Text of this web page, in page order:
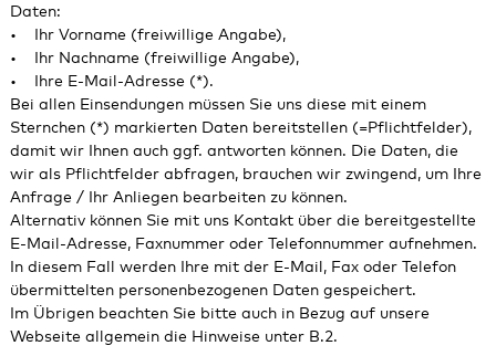
Daten:
• Ihr Vorname (freiwillige Angabe),
• Ihr Nachname (freiwillige Angabe),
• Ihre E-Mail-Adresse (*).
Bei allen Einsendungen müssen Sie uns diese mit einem
Sternchen (*) markierten Daten bereitstellen (=Pflichtfelder),
damit wir Ihnen auch ggf. antworten können. Die Daten, die
wir als Pflichtfelder abfragen, brauchen wir zwingend, um Ihre
Anfrage / Ihr Anliegen bearbeiten zu können.
Alternativ können Sie mit uns Kontakt über die bereitgestellte
E-Mail-Adresse, Faxnummer oder Telefonnummer aufnehmen.
In diesem Fall werden Ihre mit der E-Mail, Fax oder Telefon
übermittelten personenbezogenen Daten gespeichert.
Im Übrigen beachten Sie bitte auch in Bezug auf unsere
Webseite allgemein die Hinweise unter B.2.